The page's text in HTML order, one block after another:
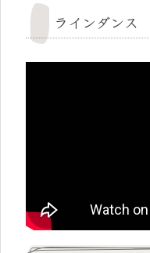
ラインダンス